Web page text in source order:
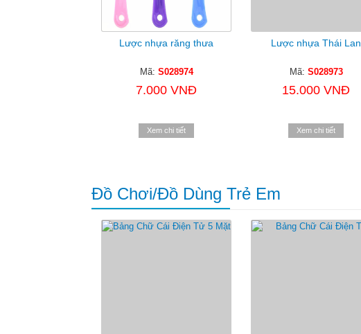
Lược nhựa răng thưa
Mã: S028974
7.000 VNĐ
Xem chi tiết
Lược nhựa Thái Lan
Mã: S028973
15.000 VNĐ
Xem chi tiết
Đồ Chơi/đồ Dùng Trẻ Em